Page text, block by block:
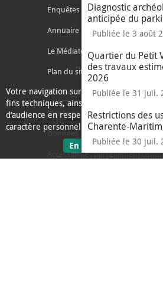
Votre navigation sur ce site nécessite
fins techniques, ainsi que des cookies
d’audience en respect de la législation
caractère personnel.
En savoir plussur lesJ'ai
Diagnostic
anticipée du
Publiée le 3 août
Quartier du Petit
des travaux
2026
Publiée le 31 juil.
Restrictions des
Charente-
Publiée le 30 juil.
Enquêtes publiques
Annuaire des services
Le Médiateur de l'Agglo
Plan du site
Contacter l'agglo
Mentions légales
Accessibilité : partiellement